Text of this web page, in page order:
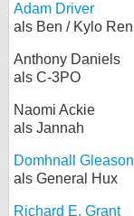
Adam Driver
als Ben / Kylo Ren
Anthony Daniels
als C-3PO
Naomi Ackie
als Jannah
Domhnall Gleason
als General Hux
Richard E. Grant